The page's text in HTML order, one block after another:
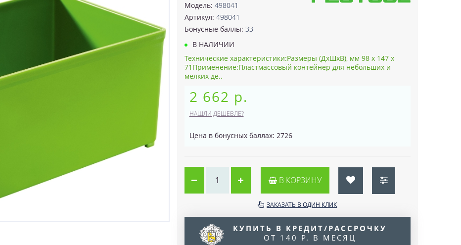
Модель: 498041
Артикул: 498041
Бонусные баллы: 33
В НАЛИЧИИ
Технические характеристики:Размеры (ДxШxВ), мм 98 x 147 x
71Применение:Пластмассовый контейнер для небольших и
мелких де..
2 662 р.
НАШЛИ ДЕШЕВЛЕ?
Цена в бонусных баллах: 2726
В КОРЗИНУ
ЗАКАЗАТЬ В ОДИН КЛИК
КУПИТЬ В КРЕДИТ/РАССРОЧКУ
ОТ 140 Р. В МЕСЯЦ